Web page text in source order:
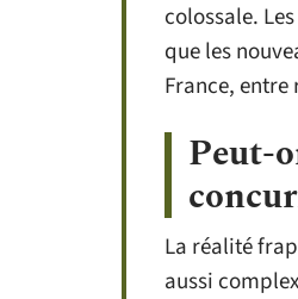
colossale.
que les
France,
Peut-
La réalité
aussi